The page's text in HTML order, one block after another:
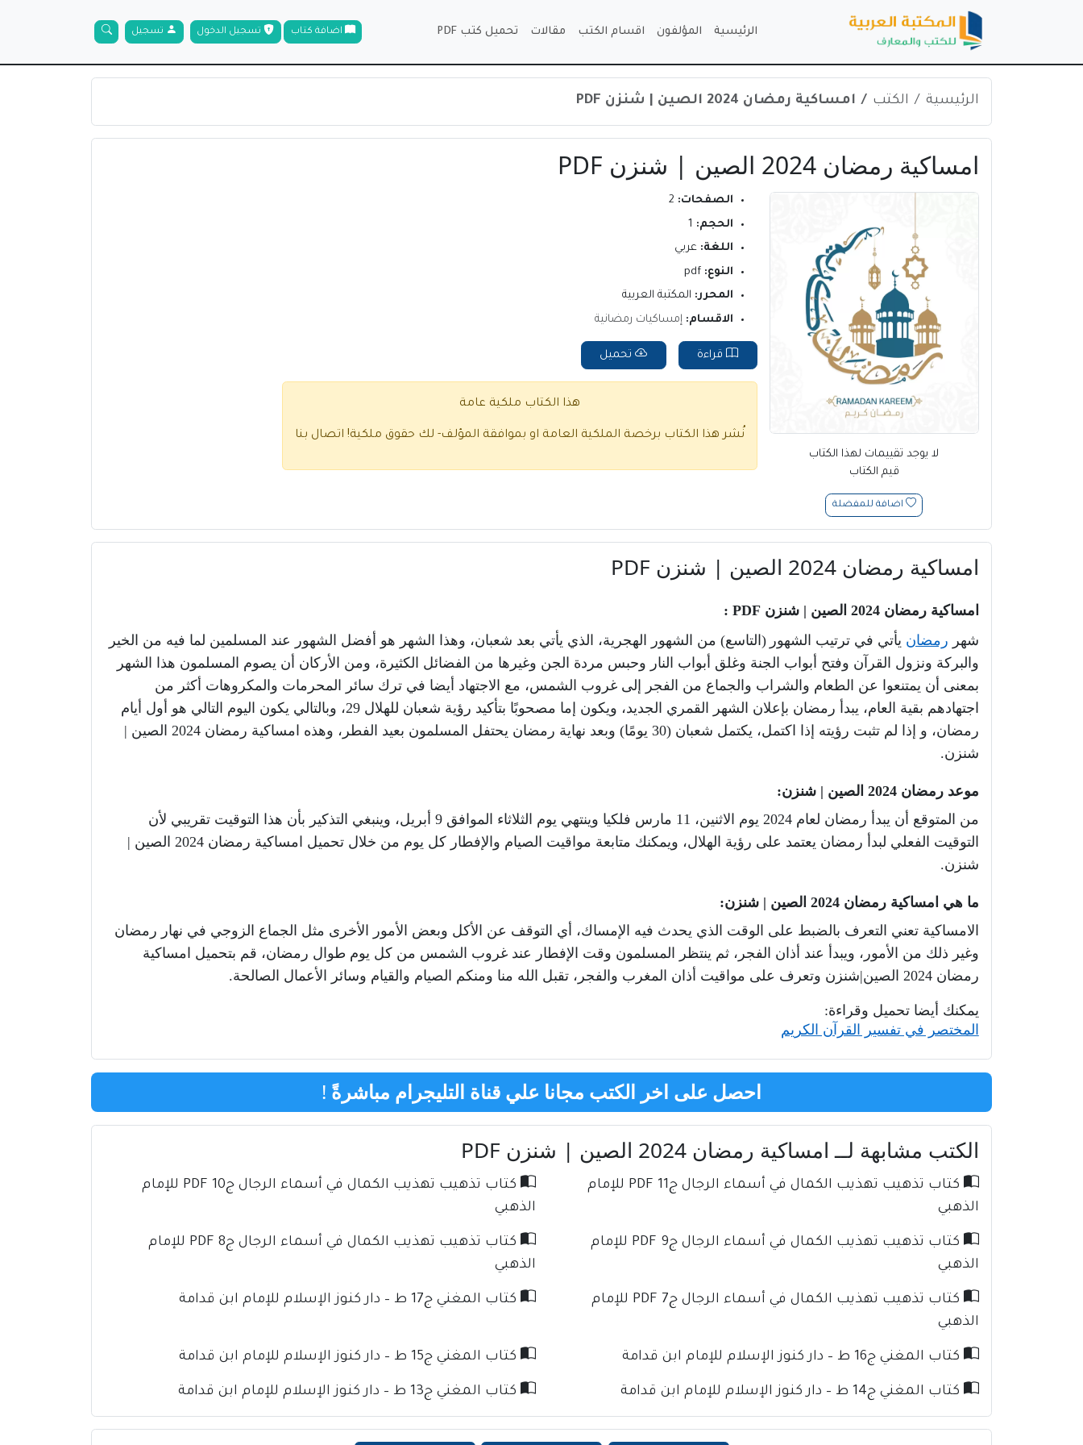
الرئيسية المؤلفون اقسام الكتب مقالات تحميل كتب PDF
الرئيسية الكتب امساكية رمضان 2024 الصين | شنزن PDF
امساكية رمضان 2024 الصين | شنزن PDF
لا يوجد تقييمات لهذا الكتاب
قيم الكتاب
اضافة للمفضلة
الصفحات:
الحجم:
اللغة: عربي
النوع: pdf
المحرر: المكتبة العربية
الاقسام: إمساكيات رمضانية
قراءة تحميل
هذا الكتاب ملكية عامة
نُشر هذا الكتاب برخصة الملكية العامة او بموافقة المؤلف- لك حقوق ملكية! اتصال بنا
امساكية رمضان 2024 الصين | شنزن PDF
امساكية رمضان2024 الصين |شنزنPDF :
شهر رمضان يأتي في ترتيب الشهور ( التاسع) من الشهور الهجرية، الذي يأتي بعد شعبان، وهذا الشهر هو أفضل الشهور عند المسلمين لما فيه من الخير
والبركة ونزول القرآن وفتح أبواب الجنة وغلق أبواب النار وحبس مردة الجن وغيرها من الفضائل الكثيرة، ومن الأركان أن يصوم المسلمون هذا الشهر
بمعنى أن يمتنعوا عن الطعام والشراب والجماع من الفجر إلى غروب الشمس، مع الاجتهاد أيضا في ترك سائر المحرمات والمكروهات أكثر من
اجتهادهم بقية العام، يبدأ رمضان بإعلان الشهر القمري الجديد، ويكون إما مصحوبًا بتأكيد رؤية شعبان للهلال29، وبالتالي يكون اليوم التالي هو أول أيام
رمضان، و إذا لم تثبت رؤيته إذا اكتمل، يكتمل شعبان(30 يومًا) وبعد نهاية رمضان يحتفل المسلمون بعيد الفطر، وهذه امساكية رمضان2024 الصين |
شنزن.
موعد رمضان2024 الصين |شنزن:
من المتوقع أن يبدأ رمضان لعام2024 يوم ا لاثنين، 11 مارس فلكيا وينتهي يوم الثلاثاء الموافق9 أبريل، وينبغي التذكير بأن هذا التوقيت تقريبي لأن
التوقيت الفعلي لبدأ رمضان يعتمد على رؤية الهلال، ويمكنك متابعة مواقيت الصيام والإفطار كل يوم من خلال تحميل امساكية رمضان2024 الصين |
شنزن.
ما هي امساكية رمضان2024 الصين |شنزن:
الامساكية تعني التعرف بالضبط على الوقت الذي يحدث فيه الإمساك، أي التوقف عن الأكل وبعض الأمور الأخرى مثل الجماع الزوجي في نهار رمضان
وغير ذلك من الأمور، ويبدأ عند أذان الفجر، ثم ينتظر المسلمون وقت الإفطار عند غروب الشمس من كل يوم طوال رمضان، قم بتحميل امساكية
رمضان2024 الصين|شنزن وتعرف على مواقيت أذان المغرب والفجر، تقبل الله منا ومنكم الصيام والقيام وسائر الأعمال الصالحة.
يمكنك أيضا تحميل وقراءة:
المختصر في تفسير القرآن الكريم
احصل على اخر الكتب مجانا علي قناة التليجرام مباشرةً !
الكتب مشابهة لــ امساكية رمضان 2024 الصين | شنزن PDF
كتاب تذهيب تهذيب الكمال في أسماء الرجال ج11 PDF للإمام
الذهبي
كتاب تذهيب تهذيب الكمال في أسماء الرجال ج10 PDF للإمام
الذهبي
كتاب تذهيب تهذيب الكمال في أسماء الرجال ج9 PDF للإمام
الذهبي
كتاب تذهيب تهذيب الكمال في أسماء الرجال ج8 PDF للإمام
الذهبي
كتاب تذهيب تهذيب الكمال في أسماء الرجال ج7 PDF للإمام
الذهبي
كتاب المغني ج17 ط – دار كنوز الإسلام للإمام ابن قدامة
كتاب المغني ج16 ط – دار كنوز الإسلام للإمام ابن قدامة كتاب المغني ج15 ط – دار كنوز الإسلام للإمام ابن قدامة
كتاب المغني ج14 ط – دار كنوز الإسلام للإمام ابن قدامة كتاب المغني ج13 ط – دار كنوز الإسلام للإمام ابن قدامة